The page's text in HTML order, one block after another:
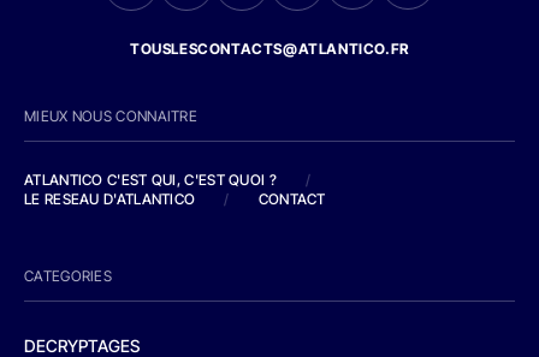
TOUSLESCONTACTS@ATLANTICO.FR
MIEUX NOUS CONNAITRE
ATLANTICO C'EST QUI, C'EST QUOI ?
/
LE RESEAU D'ATLANTICO
/ CONTACT
CATEGORIES
DECRYPTAGES